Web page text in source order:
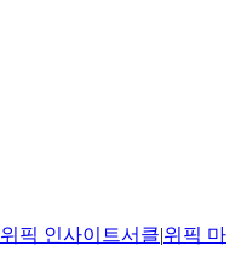
위픽 인사이트서클|위픽 마